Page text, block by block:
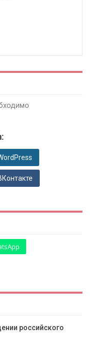
российского